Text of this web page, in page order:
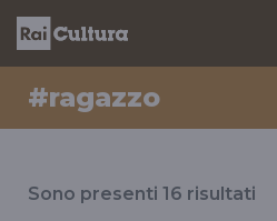
#ragazzo
ilSono presenti 16 risultati